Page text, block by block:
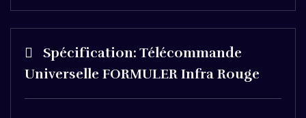
Spécification: Télécommande
Universelle FORMULER Infra Rouge